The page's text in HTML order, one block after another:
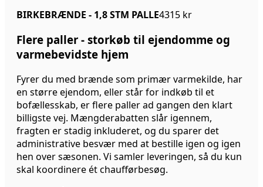
BIRKEBRÆNDE - 1,8 STM PALLE4315 kr
Flere paller - storkøb til ejendomme og
varmebevidste hjem
Fyrer du med brænde som primær varmekilde, har
en større ejendom, eller står for indkøb til et
bofællesskab, er flere paller ad gangen den klart
billigste vej. Mængderabatten slår igennem,
fragten er stadig inkluderet, og du sparer det
administrative besvær med at bestille igen og igen
hen over sæsonen. Vi samler leveringen, så du kun
skal koordinere ét chaufførbesøg.